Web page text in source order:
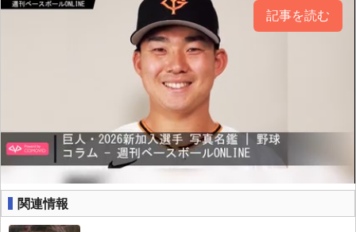
記事を読む
関連情報